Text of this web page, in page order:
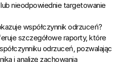
nieodpowiednie targetowanie
współczynnik odrzuceń?
szczegółowe raporty, które
odrzuceń, pozwalając
i analizę zachowania